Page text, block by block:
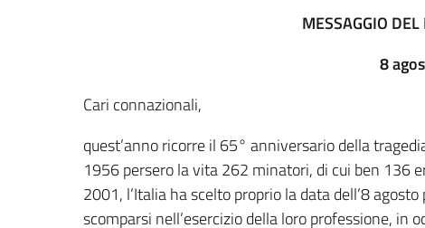
MESSAGGIO
8
Cari connazionali,
quest’anno ricorre il 65° anniversario della
1956 persero la vita 262 minatori, di cui ben 136
2001, l’Italia ha scelto proprio la data dell’8
scomparsi nell’esercizio della loro professione, in